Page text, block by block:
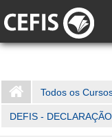
Todos os
DEFIS - DECLARAÇÃO